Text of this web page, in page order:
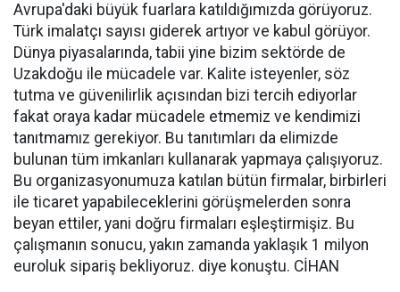
Avrupa'daki büyük fuarlara katıldığımızda görüyoruz.
Türk imalatçı sayısı giderek artıyor ve kabul görüyor.
Dünya piyasalarında, tabii yine bizim sektörde de
Uzakdoğu ile mücadele var. Kalite isteyenler, söz
tutma ve güvenilirlik açısından bizi tercih ediyorlar
fakat oraya kadar mücadele etmemiz ve kendimizi
tanıtmamız gerekiyor. Bu tanıtımları da elimizde
bulunan tüm imkanları kullanarak yapmaya çalışıyoruz.
Bu organizasyonumuza katılan bütün firmalar, birbirleri
ile ticaret yapabileceklerini görüşmelerden sonra
beyan ettiler, yani doğru firmaları eşleştirmişiz. Bu
çalışmanın sonucu, yakın zamanda yaklaşık 1 milyon
euroluk sipariş bekliyoruz. diye konuştu. CİHAN